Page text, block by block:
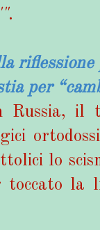
.
per
Russia, il
lo
toccato